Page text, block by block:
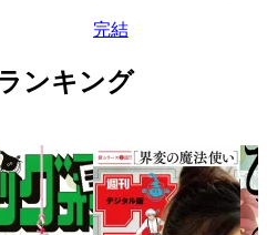
完結
ンキング